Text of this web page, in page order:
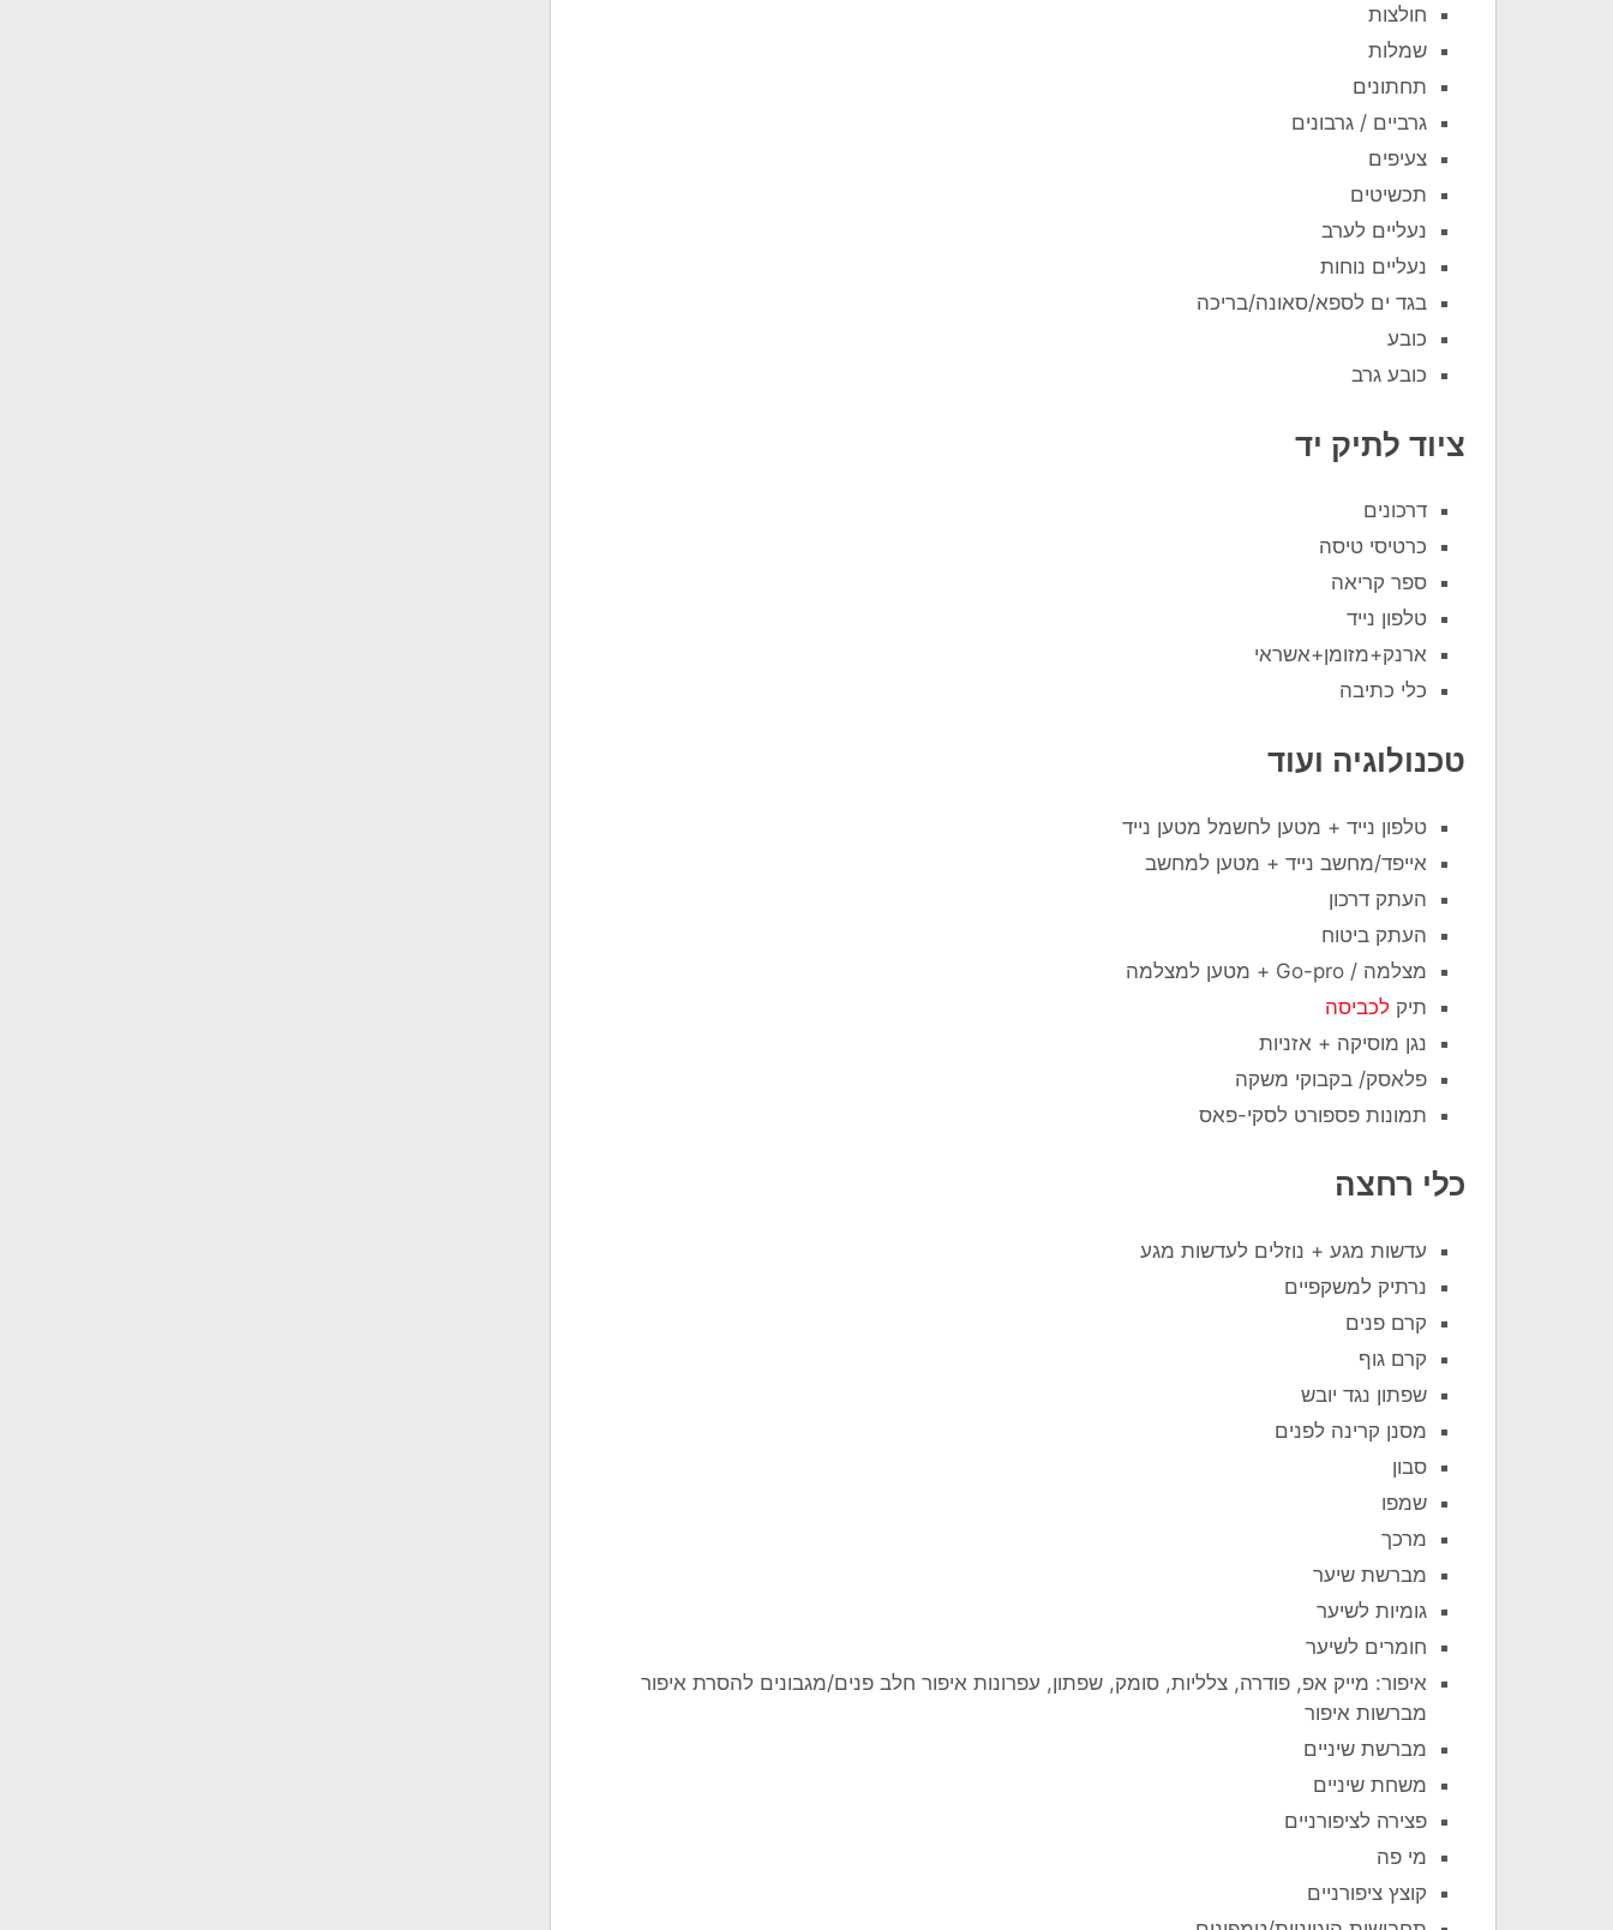
חולצות
שמלות
תחתונים
גרביים / גרבונים
צעיפים
תכשיטים
נעליים לערב
נעליים נוחות
בגד ים לספא/סאונה/בריכה
כובע
כובע גרב
ציוד לתיק יד
דרכונים
כרטיסי טיסה
ספר קריאה
טלפון נייד
ארנק+מזומן+אשראי
כלי כתיבה
טכנולוגיה ועוד
טלפון נייד + מטען לחשמל מטען נייד
אייפד/מחשב נייד + מטען למחשב
העתק דרכון
העתק ביטוח
מצלמה / Go-pro + מטען למצלמה
תיקלכביסה
נגן מוסיקה + אזניות
פלאסק/ בקבוקי משקה
תמונות פספורט לסקי-פאס
כלי רחצה
עדשות מגע + נוזלים לעדשות מגע
נרתיק למשקפיים
קרם פנים
קרם גוף
שפתון נגד יובש
מסנן קרינה לפנים
סבון
שמפו
מרכך
מברשת שיער
גומיות לשיער
חומרים לשיער
איפור: מייק אפ, פודרה, צלליות, סומק, שפתון, עפרונות איפור חלב פנים/מגבונים להסרת איפור
מברשות איפור
מברשת שיניים
משחת שיניים
פצירה לציפורניים
מי פה
קוצץ ציפורניים